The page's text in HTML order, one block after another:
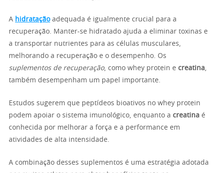
A hidrataçãoadequada é igualmente crucial para a
recuperação. Manter-se hidratado ajuda a eliminar toxinas e
a transportar nutrientes para as células musculares,
melhorando a recuperação e o desempenho. Os
suplementos de recuperação, como whey protein e creatina,
também desempenham um papel importante.
Estudos sugerem que peptídeos bioativos no whey protein
podem apoiar o sistema imunológico, enquanto a creatina é
conhecida por melhorar a força e a performance em
atividades de alta intensidade.
A combinação desses suplementos é uma estratégia adotada